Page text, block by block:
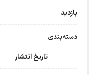
بازدید
دسته‌بندی
تاریخ انتشار